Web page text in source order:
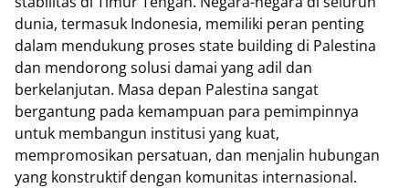
dunia, termasuk Indonesia, memiliki peran penting
dalam mendukung proses state building di Palestina
dan mendorong solusi damai yang adil dan
berkelanjutan. Masa depan Palestina sangat
bergantung pada kemampuan para pemimpinnya
untuk membangun institusi yang kuat,
mempromosikan persatuan, dan menjalin hubungan
yang konstruktif dengan komunitas internasional.